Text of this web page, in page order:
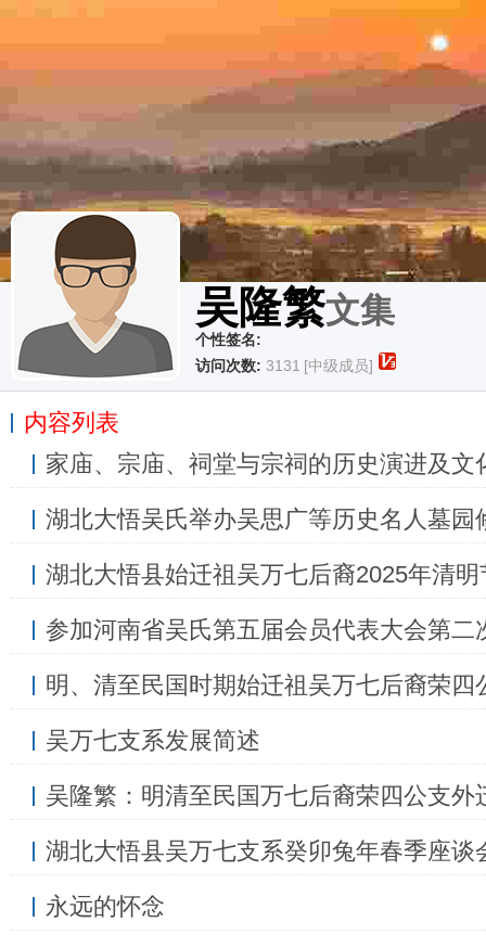
吴隆繁文集
个性签名:
访问次数: 3131 [中级成员]
内容列表
家庙、宗庙、祠堂与宗祠的历史演进及文
湖北大悟吴氏举办吴思广等历史名人墓
湖北大悟县始迁祖吴万七后裔2025年清
参加河南省吴氏第五届会员代表大会第二
明、清至民国时期始迁祖吴万七后裔荣四
吴万七支系发展简述
吴隆繁：明清至民国万七后裔荣四公支外
湖北大悟县吴万七支系癸卯兔年春季座谈
永远的怀念